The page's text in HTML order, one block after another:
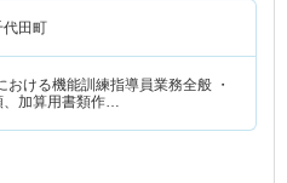
代田町
おける機能訓練指導員業務全般 ・
、加算用書類作…